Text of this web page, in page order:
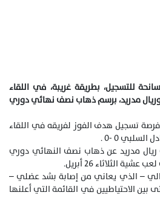
للتسجيل، بطريقة غريبة، في اللقاء
مدريد، برسم ذهاب نصف نهائي دوري
تسجيل هدف الفوز لفريقه في اللقاء
0 -0 .
ريال مدريد عن ذهاب نصف النهائي دوري
الثلاثاء 26 أبريل.
– الذي يعاني من إصابة بشد عضلي –
بين الاحتياطيين في القائمة التي أعلنها